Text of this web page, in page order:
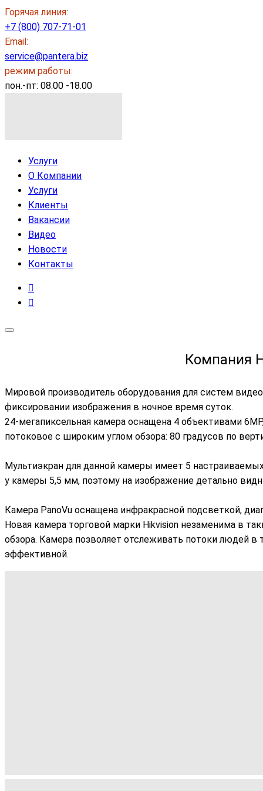
Горячая линия:
+7 (800) 707-71-01
Email:
service@pantera.biz
режим работы:
пон.-пт: 08.00 -18.00
Услуги
О Компании
Услуги
Клиенты
Вакансии
Видео
Новости
Контакты
Компания
Мировой производитель оборудования для систем
фиксировании изображения в ночное время суток.
24-мегапиксельная камера оснащена 4 объективами
потоковое с широким углом обзора: 80 градусов по
Мультиэкран для данной камеры имеет 5
у камеры 5,5 мм, поэтому на изображение детально
Камера PanoVu оснащена инфракрасной подсветкой,
Новая камера торговой марки Hikvision незаменима в
обзора. Камера позволяет отслеживать потоки людей
эффективной.